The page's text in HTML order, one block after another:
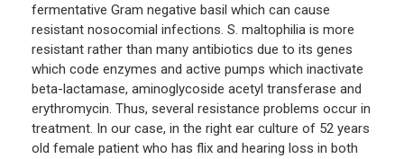
fermentative Gram negative basil which can cause
resistant nosocomial infections. S. maltophilia is more
resistant rather than many antibiotics due to its genes
which code enzymes and active pumps which inactivate
beta-lactamase, aminoglycoside acetyl transferase and
erythromycin. Thus, several resistance problems occur in
treatment. In our case, in the right ear culture of 52 years
old female patient who has flix and hearing loss in both